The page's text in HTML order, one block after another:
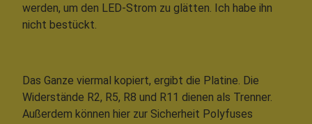
werden, um den LED-Strom zu glätten. Ich habe ihn
nicht bestückt.
Das Ganze viermal kopiert, ergibt die Platine. Die
Widerstände R2, R5, R8 und R11 dienen als Trenner.
Außerdem können hier zur Sicherheit Polyfuses